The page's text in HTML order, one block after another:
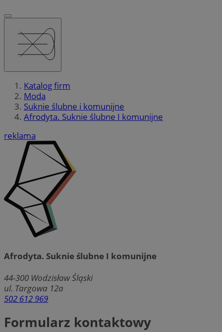
Katalog firm
Moda
Suknie ślubne i komunijne
Afrodyta. Suknie ślubne I komunijne
reklama
Afrodyta. Suknie ślubne I komunijne
44-300 Wodzisław Śląski
ul. Targowa 12a
502 612 969
Formularz kontaktowy